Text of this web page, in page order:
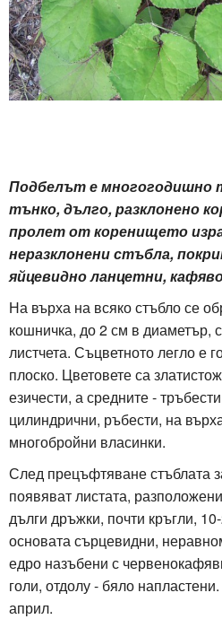
Подбелът е многогодишно
тънко, дълго, разклонено
пролет от коренището
неразклонени стъбла,
яйцевидно ланцетни,
На върха на всяко стъбло се
кошничка, до 2 см в диаметър,
листчета. Съцветното легло е
плоско. Цветовете са
езичести, а средните -
цилиндрични, ръбести, на
многобройни власинки.
След прецъфтяване стъблата
появяват листата,
дълги дръжки, почти кръгли,
основата сърцевидни,
едро назъбени с
голи, отдолу - бяло
април.